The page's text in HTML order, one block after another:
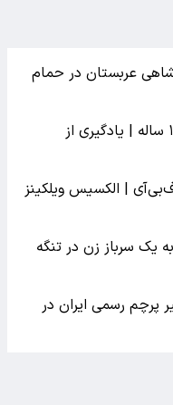
عربستان در حمام
رسوایی جنسی معلم زن با شاگرد ۱۷ ساله | یادگیری از
| الکسیس ویلکینز
یک سرباز زن در تنگه
پرچم رسمی ایران در